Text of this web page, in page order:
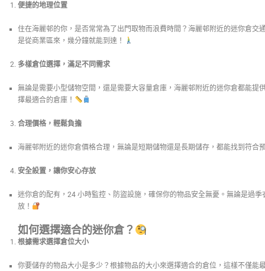
便捷的地理位置
住在海麗邨的你，是否常常為了出門取物而浪費時間？海麗邨附近的迷你倉交
是從商業區來，幾分鐘就能到達！
多樣倉位選擇，滿足不同需求
無論是需要小型儲物空間，還是需要大容量倉庫，海麗邨附近的迷你倉都能提
擇最適合的倉庫！
合理價格，輕鬆負擔
海麗邨附近的迷你倉價格合理，無論是短期儲物還是長期儲存，都能找到符合
安全設置，讓你安心存放
迷你倉的配有，24 小時監控、防盜設施，確保你的物品安全無憂。無論是過
放！
如何選擇適合的迷你倉？
根據需求選擇倉位大小
你要儲存的物品大小是多少？根據物品的大小來選擇適合的倉位，這樣不僅能